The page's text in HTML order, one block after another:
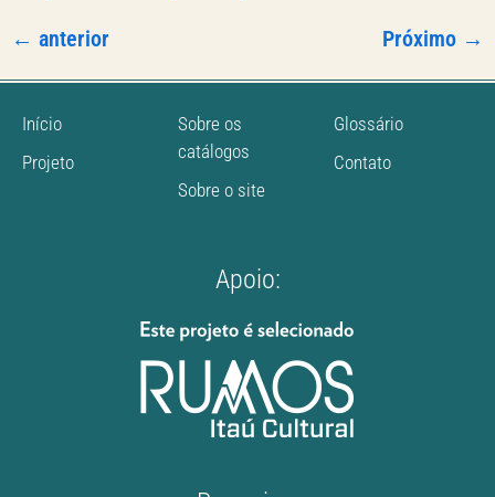
← anterior Próximo →
Início
Projeto
Sobre os
catálogos
Sobre o site
Glossário
Contato
Apoio: